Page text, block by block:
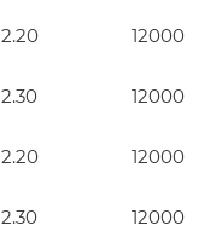
2.20 12000
2.30 12000
2.20 12000
2.30 12000